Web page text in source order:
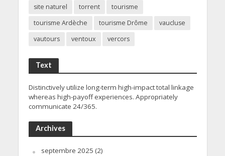
site naturel
torrent
tourisme
tourisme Ardèche
tourisme Drôme
vaucluse
vautours
ventoux vercors
Text
Distinctively utilize long-term high-impact total linkage
whereas high-payoff experiences. Appropriately
communicate 24/365.
Archives
septembre 2025 (2)